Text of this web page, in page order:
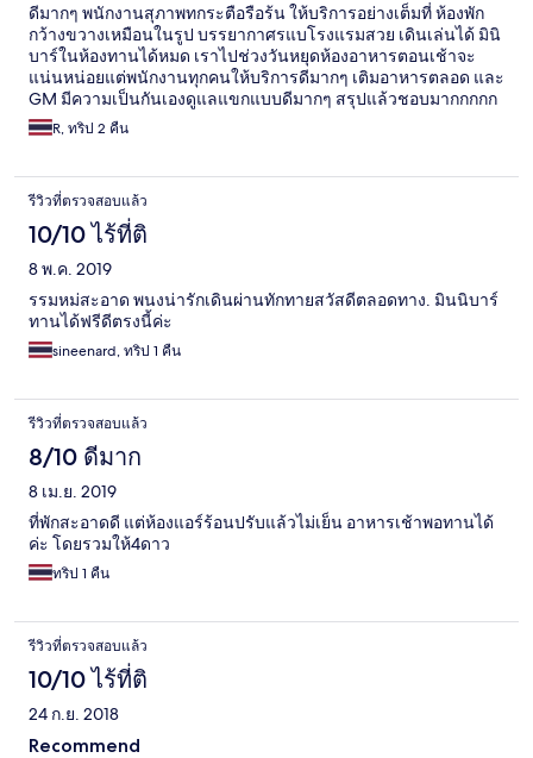
ดีมากๆ พนักงานสุภาพทกระตือรือร้น ให้บริการอย่างเต็มที่ ห้องพัก
กว้างขวางเหมือนในรูป บรรยากาศรแบโรงแรมสวย เดินเล่นได้ มินิ
บาร์ในห้องทานได้หมด เราไปช่วงวันหยุดห้องอาหารตอนเช้าจะ
แน่นหน่อยแต่พนักงานทุกคนให้บริการดีมากๆ เติมอาหารตลอด และ
GM มีความเป็นกันเองดูแลแขกแบบดีมากๆ สรุปแล้วชอบมากกกกก
กก ไม่มีผิดหวังเลย ถ้าไปพัทยาอีกก็ต้องกลับไปอีกแน่นอน
R, ทริป 2 คืน
รีวิวที่ตรวจสอบแล้ว
10/10 ไร้ที่ติ
8 พ.ค. 2019
รรมหม่สะอาด พนงน่ารักเดินผ่านทักทายสวัสดีตลอดทาง. มินนิบาร์
ทานได้ฟรีดีตรงนี้ค่ะ
sineenard, ทริป 1 คืน
รีวิวที่ตรวจสอบแล้ว
8/10 ดีมาก
8 เม.ย. 2019
ที่พักสะอาดดี แต่ห้องแอร์ร้อนปรับแล้วไม่เย็น อาหารเช้าพอทานได้
ค่ะ โดยรวมให้4ดาว
ทริป 1 คืน
รีวิวที่ตรวจสอบแล้ว
10/10 ไร้ที่ติ
24 ก.ย. 2018
Recommend